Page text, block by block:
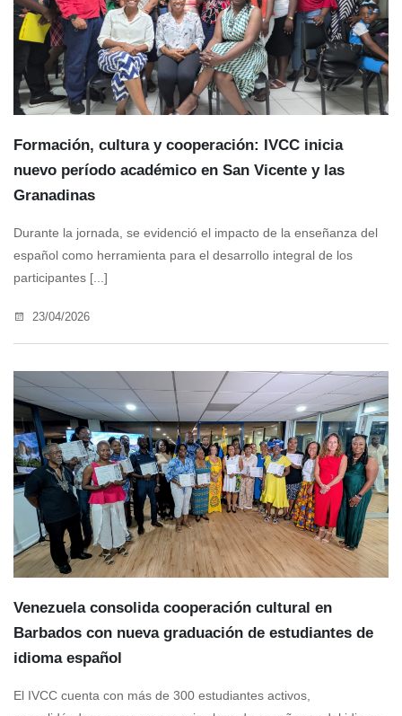
Formación, cultura y cooperación: IVCC inicia
nuevo período académico en San Vicente y las
Granadinas
Durante la jornada, se evidenció el impacto de la enseñanza del
español como herramienta para el desarrollo integral de los
participantes [...]
23/04/2026
Venezuela consolida cooperación cultural en
Barbados con nueva graduación de estudiantes de
idioma español
El IVCC cuenta con más de 300 estudiantes activos,